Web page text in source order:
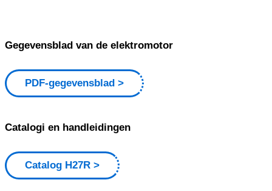
Gegevensblad van de elektromotor
PDF-gegevensblad
Catalogi en handleidingen
Catalog H27R